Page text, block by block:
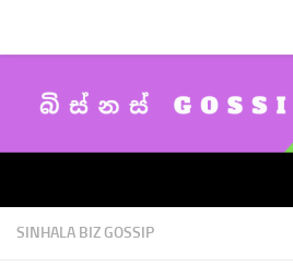
SINHALA BIZ GOSSIP